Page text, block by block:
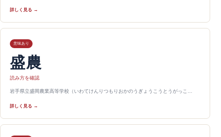
詳しく見る →
意味あり
盛農
読み方を確認
岩手県立盛岡農業高等学校（いわてけんりつもりおかのうぎょうこうとうがっこ…
詳しく見る →